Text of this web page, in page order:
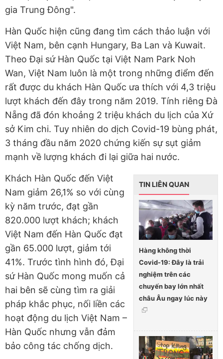
gia Trung Đông".
Hàn Quốc hiện cũng đang tìm cách thảo luận với
Việt Nam, bên cạnh Hungary, Ba Lan và Kuwait.
Theo Đại sứ Hàn Quốc tại Việt Nam Park Noh
Wan, Việt Nam luôn là một trong những điểm đến
rất được du khách Hàn Quốc ưa thích với 4,3 triệu
lượt khách đến đây trong năm 2019. Tính riêng Đà
Nẵng đã đón khoảng 2 triệu khách du lịch của Xứ
sở Kim chi. Tuy nhiên do dịch Covid-19 bùng phát,
3 tháng đầu năm 2020 chứng kiến sự sụt giảm
mạnh về lượng khách đi lại giữa hai nước.
TIN LIÊN QUAN
Hàng không thời
Covid-19: Đây là trải
nghiệm trên các
chuyến bay lớn nhất
châu Âu ngay lúc này
Khách Hàn Quốc đến Việt
Nam giảm 26,1% so với cùng
kỳ năm trước, đạt gần
820.000 lượt khách; khách
Việt Nam đến Hàn Quốc đạt
gần 65.000 lượt, giảm tới
41%. Trước tình hình đó, Đại
sứ Hàn Quốc mong muốn cả
hai bên sẽ cùng tìm ra giải
pháp khắc phục, nối liền các
hoạt động du lịch Việt Nam –
Hàn Quốc nhưng vẫn đảm
bảo công tác chống dịch.